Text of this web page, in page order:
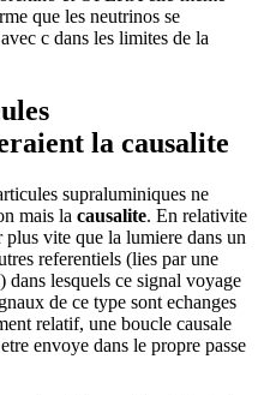
que les neutrinos se
c dans les limites de la
la causalite
supraluminiques ne
mais la causalite. En relativite
vite que la lumiere dans un
referentiels (lies par une
lesquels ce signal voyage
de ce type sont echanges
relatif, une boucle causale
envoye dans le propre passe